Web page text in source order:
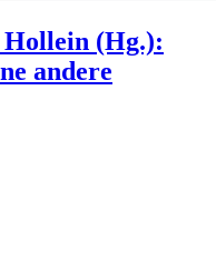
(Hg.):
andere